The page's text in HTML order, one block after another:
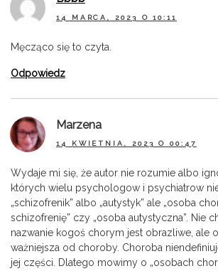
14 MARCA, 2023 O 10:11
Męcząco się to czyta.
Odpowiedz
Marzena
14 KWIETNIA, 2023 O 00:47
Wydaje mi się, że autor nie rozumie albo
których wielu psychologow i psychiatrow
„schizofrenik” albo „autystyk” ale „osoba
schizofrenię” czy „osoba autystyczna”. Nie
nazwanie kogoś chorym jest obrazliwe, ale
ważniejsza od choroby. Choroba
jej części. Dlatego mowimy o „osobach